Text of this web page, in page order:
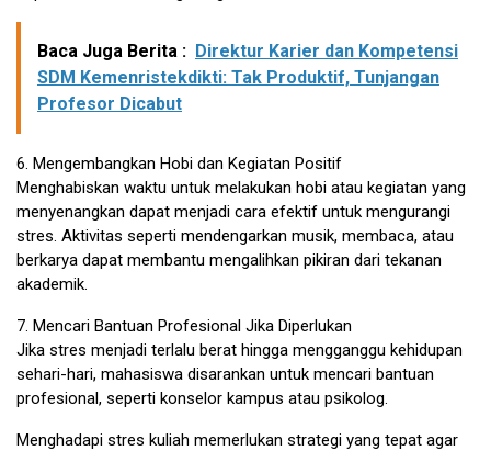
Baca Juga Berita : Direktur Karier dan Kompetensi
SDM Kemenristekdikti: Tak Produktif, Tunjangan
Profesor Dicabut
6. Mengembangkan Hobi dan Kegiatan Positif
Menghabiskan waktu untuk melakukan hobi atau kegiatan yang
menyenangkan dapat menjadi cara efektif untuk mengurangi
stres. Aktivitas seperti mendengarkan musik, membaca, atau
berkarya dapat membantu mengalihkan pikiran dari tekanan
akademik.
7. Mencari Bantuan Profesional Jika Diperlukan
Jika stres menjadi terlalu berat hingga mengganggu kehidupan
sehari-hari, mahasiswa disarankan untuk mencari bantuan
profesional, seperti konselor kampus atau psikolog.
Menghadapi stres kuliah memerlukan strategi yang tepat agar